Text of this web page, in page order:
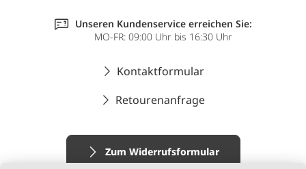
Unseren Kundenservice erreichen Sie:
MO-FR: 09:00 Uhr bis 16:30 Uhr
Kontaktformular
Retourenanfrage
Zum Widerrufsformular